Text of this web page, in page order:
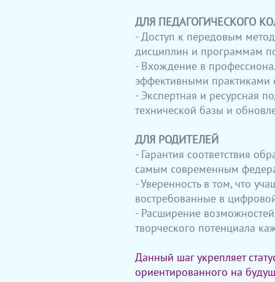
ДЛЯ ПЕДАГОГИЧЕСКОГО
- Доступ к передовым
дисциплин и программам
- Вхождение в
эффективными практиками
- Экспертная и ресурсная
технической базы и
ДЛЯ РОДИТЕЛЕЙ
- Гарантия соответствия
самым современным
- Уверенность в том, что
востребованные в
- Расширение
творческого потенциала
Данный шаг укрепляет
ориентированного на